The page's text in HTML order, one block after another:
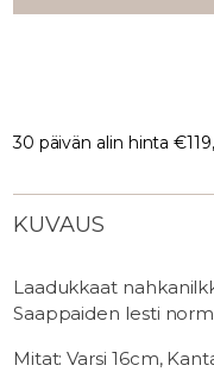
30 päivän alin hinta
KUVAUS
Laadukkaat
Saappaiden lesti
Mitat: Varsi 16cm,